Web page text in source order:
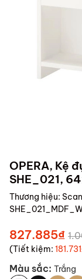
OPERA, Kệ
SHE_021,
Thương hiệu:
827.885₫
(Tiết kiệm:
Màu sắc: Trắng